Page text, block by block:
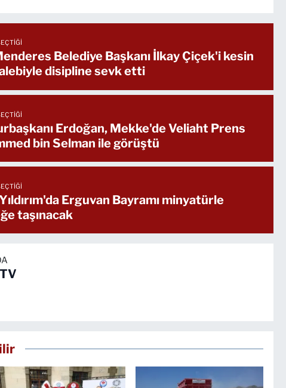
Belediye Başkanı İlkay Çiçek'i kesin
disipline sevk etti
Erdoğan, Mekke'de Veliaht Prens
bin Selman ile görüştü
Erguvan Bayramı minyatürle
taşınacak